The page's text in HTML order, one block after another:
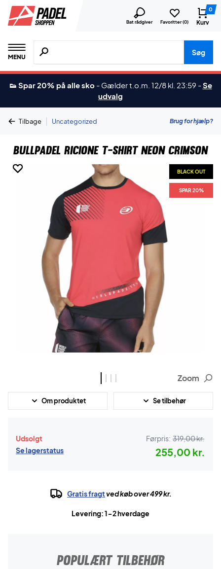
Bat rådgiver Favoritter (0)
0
Kurv
MENU
Søg efter produkter, mærker etc.
Søg
👟 Spar 20% på alle sko - Gælder t.o.m. 12/8 kl. 23:59 -Se
udvalg
Tilbage | Uncategorized Brug for hjælp?
Bullpadel Ricione T-Shirt Neon Crimson
BLACK OUT
SPAR 20%
BLACK OUT
SPAR 20%
BLACK OUT
SPAR 20%
BLACK OUT
SPAR 20%
Zoom
Om produktet Se tilbehør
Udsolgt
Se lagerstatus
Førpris: 319,00 kr.
255,00 kr.
Gratis fragtved køb over 499 kr.
Levering: 1-2 hverdage
POPULÆRT TILBEHØR